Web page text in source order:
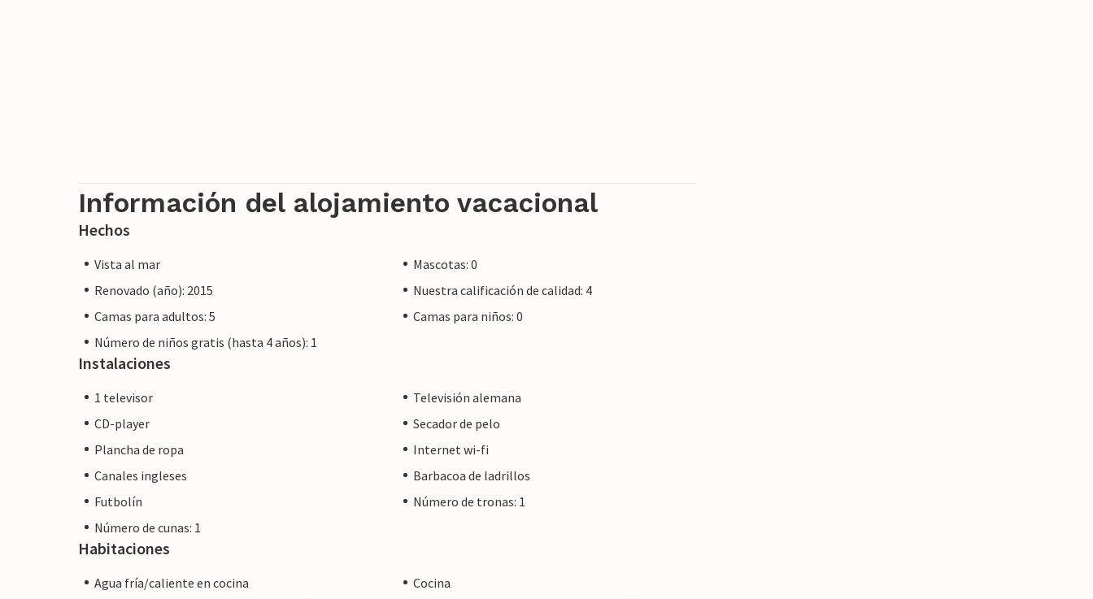
Información del alojamiento vacacional
Hechos
Vista al mar
Mascotas: 0
Renovado (año): 2015
Nuestra calificación de calidad: 4
Camas para adultos: 5
Camas para niños: 0
Número de niños gratis (hasta 4 años): 1
Instalaciones
1 televisor
Televisión alemana
CD-player
Secador de pelo
Plancha de ropa
Internet wi-fi
Canales ingleses
Barbacoa de ladrillos
Futbolín
Número de tronas: 1
Número de cunas: 1
Habitaciones
Agua fría/caliente en cocina
Cocina